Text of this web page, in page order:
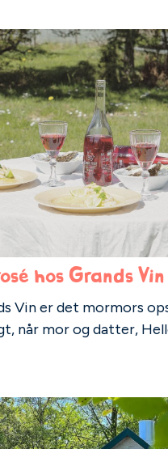
hos Grands Vin
Vin er det mormors
når mor og datter,